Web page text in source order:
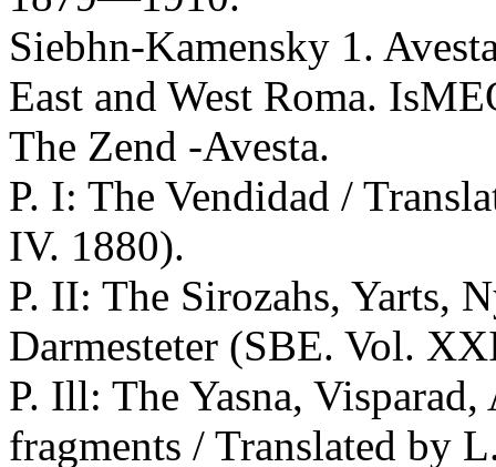
Siebhn-Kamensky 1.
East and West Roma.
The Zend -Avesta.
P. I: The Vendidad /
IV. 1880).
P. II: The Sirozahs, Yarts,
Darmesteter (SBE. Vol.
P. Ill: The Yasna,
fragments / Translated by